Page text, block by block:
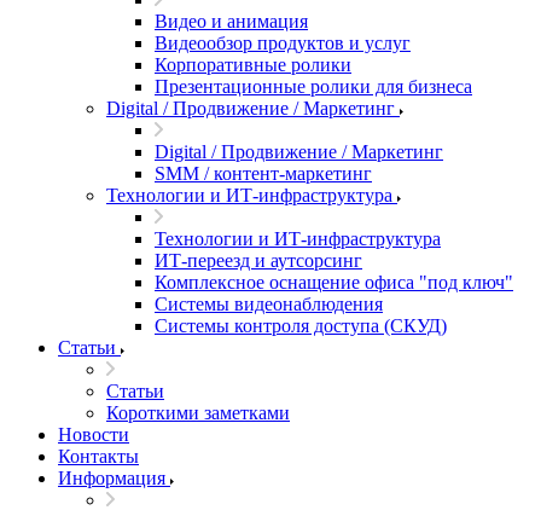
Видео и анимация
Видеообзор продуктов и услуг
Корпоративные ролики
Презентационные ролики для бизнеса
Digital / Продвижение / Маркетинг
Digital / Продвижение / Маркетинг
SMM / контент-маркетинг
Технологии и ИТ-инфраструктура
Технологии и ИТ-инфраструктура
ИТ-переезд и аутсорсинг
Комплексное оснащение офиса "под ключ"
Системы видеонаблюдения
Системы контроля доступа (СКУД)
Статьи
Статьи
Короткими заметками
Новости
Контакты
Информация